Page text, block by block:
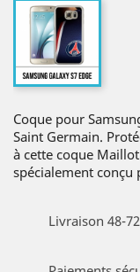
Coque pour
Saint Germain.
à cette coque
spécialement conçu
Livraison 48-